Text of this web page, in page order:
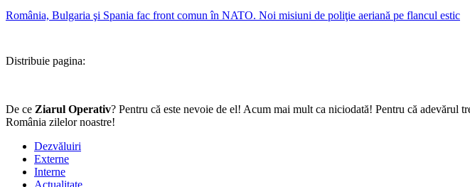
România, Bulgaria şi Spania fac front comun în NATO. Noi misiuni de poliţie aeriană pe flancul estic
Distribuie pagina:
De ce Ziarul Operativ? Pentru că este nevoie de el! Acum mai mult ca niciodată! Pentru că adevărul
România zilelor noastre!
Dezvăluiri
Externe
Interne
Actualitate